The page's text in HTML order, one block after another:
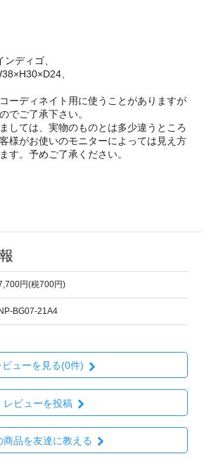
ディゴ、
、
ーディネイト用に使うことがありますが
でご了承下さい。
しては、実物のものとは多少違うところ
様がお使いのモニターによっては見え方
す。予めご了承ください。
円(税700円)
NP-BG07-21A4
ビューを見る(0件)
レビューを投稿
商品を友達に教える